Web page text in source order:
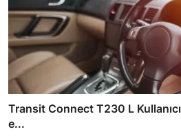
Transit Connect T230 L
e...